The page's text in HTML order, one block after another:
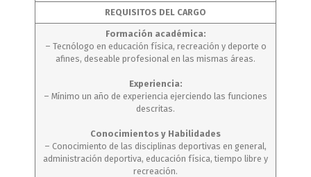
REQUISITOS DEL CARGO
Formación académica:
– Tecnólogo en educación física, recreación y deporte o
afines, deseable profesional en las mismas áreas.
Experiencia:
– Mínimo un año de experiencia ejerciendo las funciones
descritas.
Conocimientos y Habilidades
– Conocimiento de las disciplinas deportivas en general,
administración deportiva, educación física, tiempo libre y
recreación.